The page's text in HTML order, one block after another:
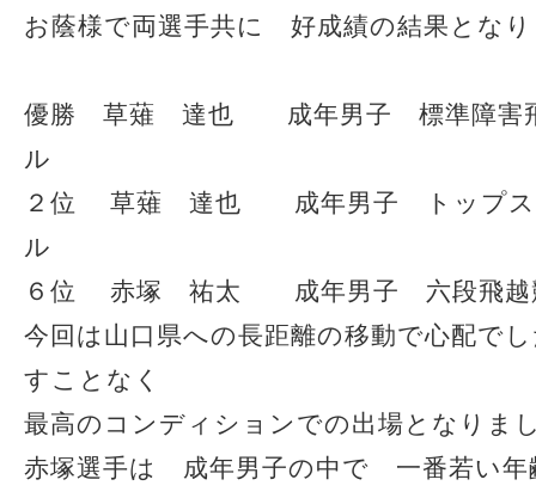
お蔭様で両選手共に 好成績の結果とな
優勝 草薙 達也 成年男子 標準障害
ル
２位 草薙 達也 成年男子 トップス
ル
６位 赤塚 祐太 成年男子 六段飛越
今回は山口県への長距離の移動で心配で
すことなく
最高のコンディションでの出場となりま
赤塚選手は 成年男子の中で 一番若い